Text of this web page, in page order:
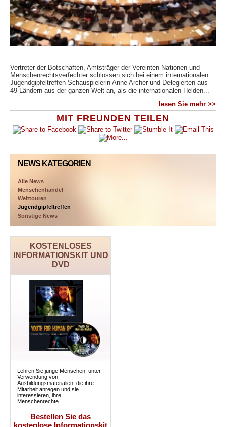
MIT FREUNDEN TEILEN
NEWS KATEGORIEN
Alle News
Menschenhandel
Welttouren
Jugendgipfeltreffen
Sonstige News
KOSTENLOSES
INFORMATIONSKIT UND
DVD
Lehren Sie junge Menschen, unter
Verwendung von
Ausbildungsmaterialien, die ihre
Mitarbeit anregen und sie
interessieren, ihre
Menschenrechte.
Bestellen Sie das
kostenlose Informationskit
Vertreter der Botschaften, Amtsträger der Vereinten Nationen und
Menschenrechtsverfechter schlossen sich bei einem internationalen
Jugendgipfeltreffen Schauspielerin Anne Archer und Delegierten aus
49 Ländern aus der ganzen Welt an, als die internationalen Helden...
lesen Sie mehr >>